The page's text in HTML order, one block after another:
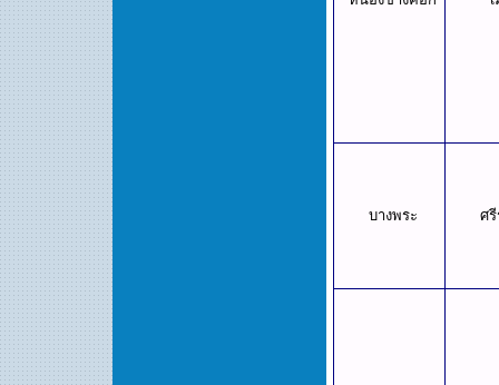
บางพระ ศ